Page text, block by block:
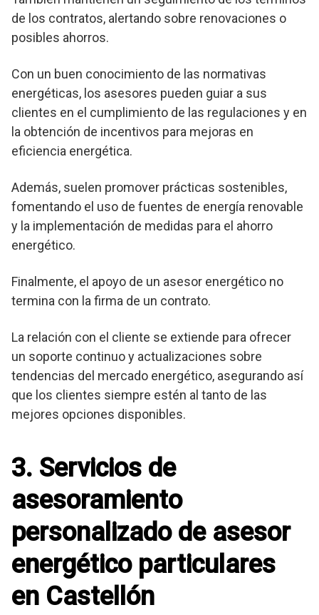
de los contratos, alertando sobre renovaciones o
posibles ahorros.
Con un buen conocimiento de las normativas
energéticas, los asesores pueden guiar a sus
clientes en el cumplimiento de las regulaciones y en
la obtención de incentivos para mejoras en
eficiencia energética.
Además, suelen promover prácticas sostenibles,
fomentando el uso de fuentes de energía renovable
y la implementación de medidas para el ahorro
energético.
Finalmente, el apoyo de un asesor energético no
termina con la firma de un contrato.
La relación con el cliente se extiende para ofrecer
un soporte continuo y actualizaciones sobre
tendencias del mercado energético, asegurando así
que los clientes siempre estén al tanto de las
mejores opciones disponibles.
3. Servicios de
asesoramiento
personalizado de asesor
energético particulares
en Castellón